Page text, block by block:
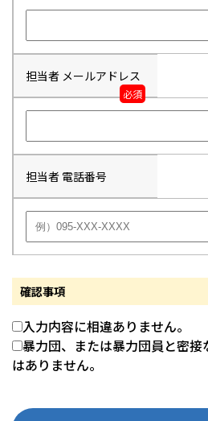
担当者 メールアドレス
必須
担当者 電話番号
確認事項
入力内容に相違ありません。
暴力団、または暴力団員と密
はありません。